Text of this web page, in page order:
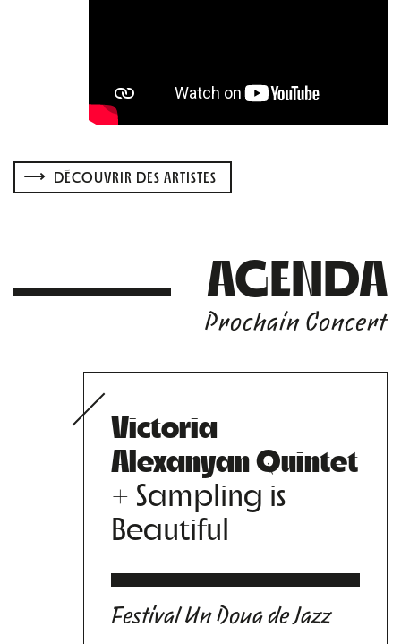
DÉCOUVRIR DES ARTISTES
AGENDA
Prochain Concert
Victoria
Alexanyan Quintet
+ Sampling is
Beautiful
Festival Un Doua de Jazz